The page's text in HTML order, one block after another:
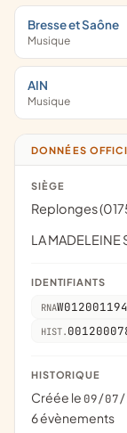
Bresse et Saône
Musique
AIN
Musique
DONNÉES
SIÈGE
Replonges
LA MADELEINE
IDENTIFIANTS
RNAW012001194
HIST.
HISTORIQUE
Créée le 09/07/
6 évènements